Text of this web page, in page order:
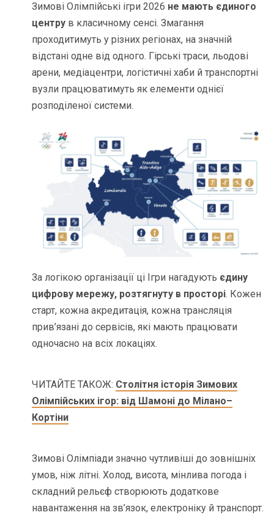
Зимові Олімпійські ігри 2026 не мають єдиного
центру в класичному сенсі. Змагання
проходитимуть у різних регіонах, на значній
відстані одне від одного. Гірські траси, льодові
арени, медіацентри, логістичні хаби й транспортні
вузли працюватимуть як елементи однієї
розподіленої системи.
За логікою організації ці Ігри нагадують єдину
цифрову мережу, розтягнуту в просторі. Кожен
старт, кожна акредитація, кожна трансляція
прив’язані до сервісів, які мають працювати
одночасно на всіх локаціях.
ЧИТАЙТЕ ТАКОЖ: Столітня історія Зимових
Олімпійських ігор: від Шамоні до Мілано–
Кортіни
Зимові Олімпіади значно чутливіші до зовнішніх
умов, ніж літні. Холод, висота, мінлива погода і
складний рельєф створюють додаткове
навантаження на зв’язок, електроніку й транспорт.